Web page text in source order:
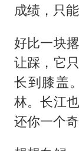
成绩，只
好比一块
让踩，它
长到膝盖
林。长江
还你一个奇